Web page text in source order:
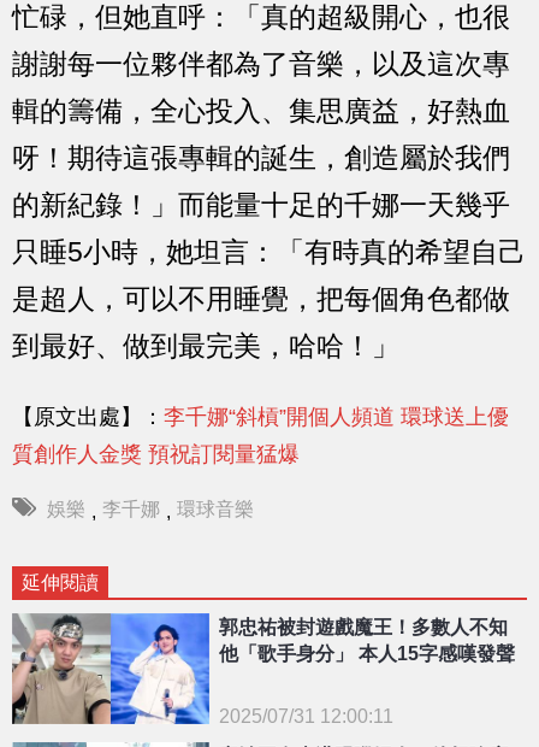
忙碌，但她直呼：「真的超級開心，也很
謝謝每一位夥伴都為了音樂，以及這次專
輯的籌備，全心投入、集思廣益，好熱血
呀！期待這張專輯的誕生，創造屬於我們
的新紀錄！」而能量十足的千娜一天幾乎
只睡5小時，她坦言：「有時真的希望自己
是超人，可以不用睡覺，把每個角色都做
到最好、做到最完美，哈哈！」
【原文出處】： 李千娜“斜槓”開個人頻道 環球送上優
質創作人金獎 預祝訂閱量猛爆
娛樂 , 李千娜 , 環球音樂
延伸閱讀
郭忠祐被封遊戲魔王！多數人不知
他「歌手身分」 本人15字感嘆發聲
2025/07/31 12:00:11